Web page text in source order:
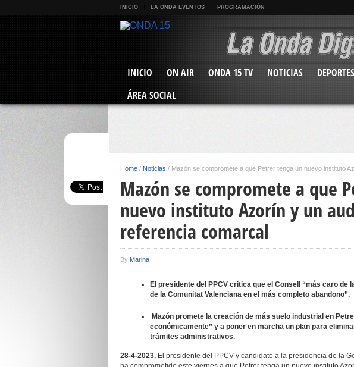
INICIO LA ONDA EVENTOS PROGRAMACIÓN
INICIO ON AIR ONDA 15 TV NOTICIAS DEPORTES
ÁREA SOCIAL
Home / Noticias / Mazón se compromete a que Petrer tenga un nuevo instituto
Mazón se compromete a que
nuevo instituto Azorín y un
referencia comarcal
By Marina
El presidente del PPCV critica que el Consell “más caro de
de la Comunitat Valenciana en el más completo abandono”.
Mazón promete la creación de más suelo industrial en
económicamente” y a poner en marcha un plan para
trámites administrativos.
28-4-2023. El presidente del PPCV y candidato a la presidencia de la